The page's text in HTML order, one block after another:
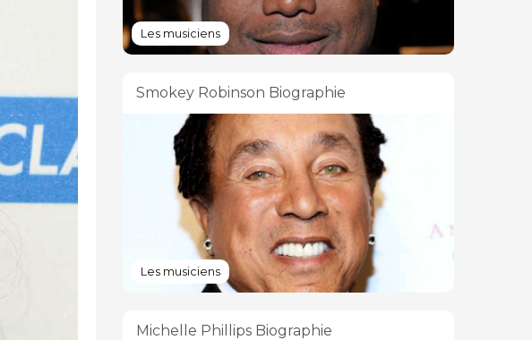
Les musiciens
Smokey Robinson Biographie
Les musiciens
Michelle Phillips Biographie